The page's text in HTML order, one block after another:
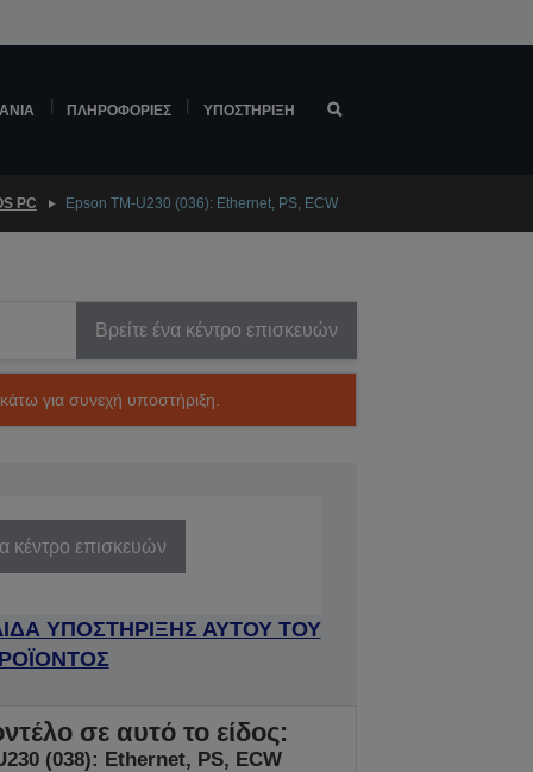
ΠΛΗΡΟΦΟΡΊΕΣ ΥΠΟΣΤΉΡΙΞΗ
PC Epson TM-U230 (036): Ethernet, PS, ECW
Βρείτε ένα κέντρο επισκευών
για συνεχή υποστήριξη.
κέντρο επισκευών
ΥΠΟΣΤΗΡΙΞΗΣ ΑΥΤΟΥ ΤΟΥ
σε αυτό το είδος:
(038): Ethernet, PS, ECW